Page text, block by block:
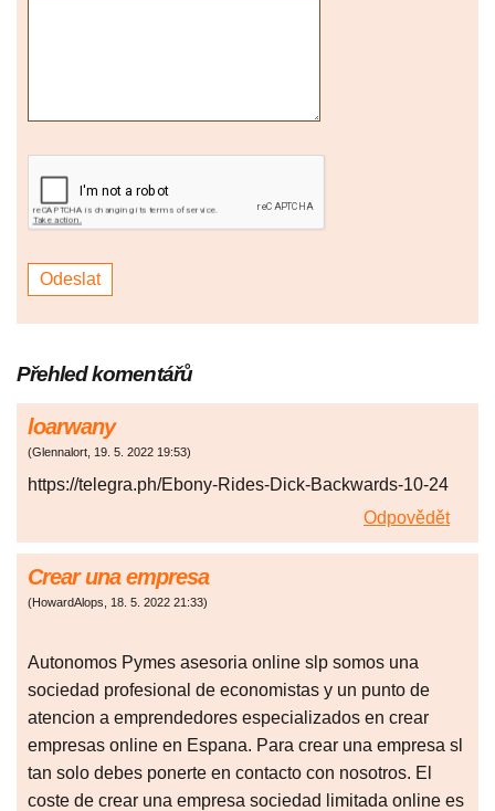
Přehled komentářů
loarwany
(Glennalort, 19. 5. 2022 19:53)
https://telegra.ph/Ebony-Rides-Dick-Backwards-10-24
Odpovědět
Crear una empresa
(HowardAlops, 18. 5. 2022 21:33)
Autonomos Pymes asesoria online slp somos una
sociedad profesional de economistas y un punto de
atencion a emprendedores especializados en crear
empresas online en Espana. Para crear una empresa sl
tan solo debes ponerte en contacto con nosotros. El
coste de crear una empresa sociedad limitada online es